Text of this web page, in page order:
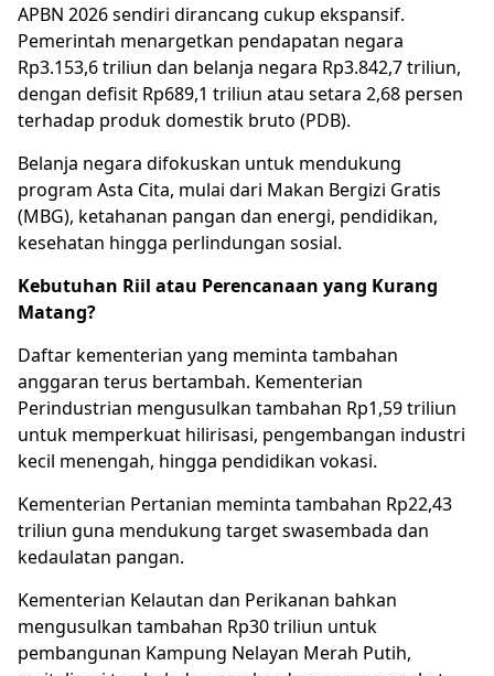
APBN 2026 sendiri dirancang cukup ekspansif.
Pemerintah menargetkan pendapatan negara
Rp3.153,6 triliun dan belanja negara Rp3.842,7 triliun,
dengan defisit Rp689,1 triliun atau setara 2,68 persen
terhadap produk domestik bruto (PDB).
Belanja negara difokuskan untuk mendukung
program Asta Cita, mulai dari Makan Bergizi Gratis
(MBG), ketahanan pangan dan energi, pendidikan,
kesehatan hingga perlindungan sosial.
Kebutuhan Riil atau Perencanaan yang Kurang
Matang?
Daftar kementerian yang meminta tambahan
anggaran terus bertambah. Kementerian
Perindustrian mengusulkan tambahan Rp1,59 triliun
untuk memperkuat hilirisasi, pengembangan industri
kecil menengah, hingga pendidikan vokasi.
Kementerian Pertanian meminta tambahan Rp22,43
triliun guna mendukung target swasembada dan
kedaulatan pangan.
Kementerian Kelautan dan Perikanan bahkan
mengusulkan tambahan Rp30 triliun untuk
pembangunan Kampung Nelayan Merah Putih,